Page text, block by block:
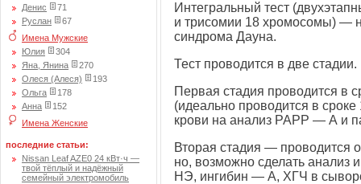
Денис
71
Руслан
67
Имена Мужские
Юлия
304
Яна, Янина
270
Олеся (Алеся)
193
Ольга
178
Анна
152
Имена Женские
последние статьи:
Nissan Leaf AZE0 24 кВт·ч —
твой тёплый и надёжный
семейный электромобиль
Интегральный тест
и трисомии 18 хромосомы) —
синдрома Дауна.
Тест проводится в две стадии.
Первая стадия проводится в
(идеально проводится в
крови на анализ РАРР — А и
Вторая стадия — проводится
но, возможно сделать
НЭ, ингибин — А, ХГЧ в